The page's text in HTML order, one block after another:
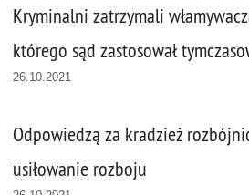
Kryminalni zatrzymali
którego sąd zastosował
26.10.2021
Odpowiedzą za kradzież
usiłowanie rozboju